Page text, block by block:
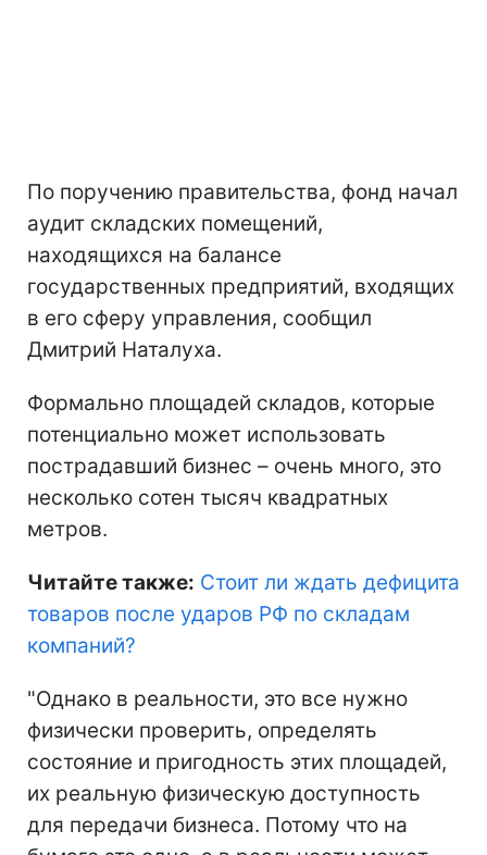
По поручению правительства, фонд начал
аудит складских помещений,
находящихся на балансе
государственных предприятий, входящих
в его сферу управления, сообщил
Дмитрий Наталуха.
Формально площадей складов, которые
потенциально может использовать
пострадавший бизнес – очень много, это
несколько сотен тысяч квадратных
метров.
Читайте также: Стоит ли ждать дефицита
товаров после ударов РФ по складам
компаний?
"Однако в реальности, это все нужно
физически проверить, определять
состояние и пригодность этих площадей,
их реальную физическую доступность
для передачи бизнеса. Потому что на